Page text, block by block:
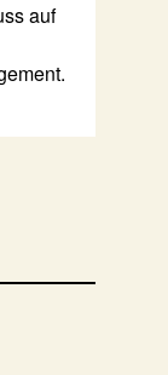
auf